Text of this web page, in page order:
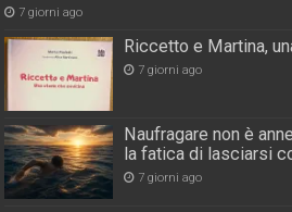
7 giorni ago
Riccetto e Martina,
7 giorni ago
Naufragare non è
la fatica di lasciarsi
7 giorni ago